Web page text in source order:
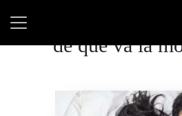
de que va la